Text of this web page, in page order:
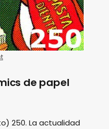
de papel
250. La actualidad